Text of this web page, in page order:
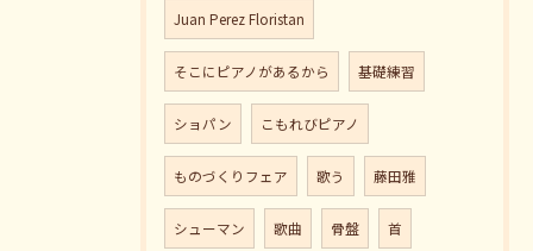
Juan Perez Floristan
そこにピアノがあるから 基礎練習
ショパン こもれびピアノ
ものづくりフェア 歌う 藤田雅
シューマン 歌曲 骨盤 首